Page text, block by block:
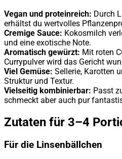
Vegan und proteinreich: Durch
erhältst du wertvolles
Cremige Sauce: Kokosmilch
und eine exotische Note.
Aromatisch gewürzt: Mit roten
Currypulver wird das Gericht
Viel Gemüse: Sellerie, Karotten
Struktur und Textur.
Vielseitig kombinierbar: Passt
schmeckt aber auch pur
Zutaten für 3–4
Für die Linsenbällchen